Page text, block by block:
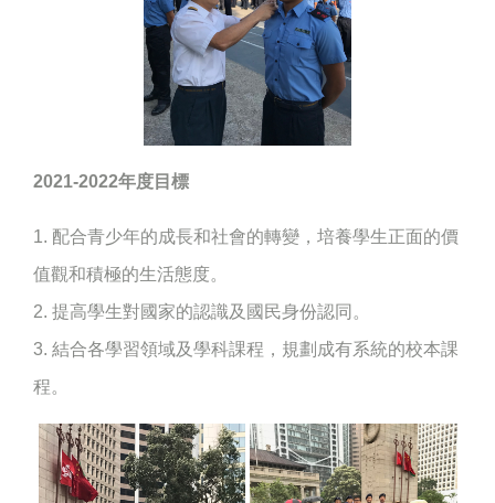
2021-2022年度目標
1. 配合青少年的成長和社會的轉變，培養學生正面的價
值觀和積極的生活態度。
2. 提高學生對國家的認識及國民身份認同。
3. 結合各學習領域及學科課程，規劃成有系統的校本課
程。